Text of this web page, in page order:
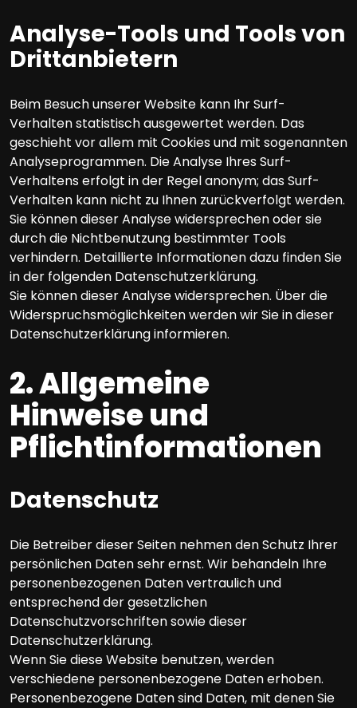
Analyse-Tools und Tools von
Drittanbietern
Beim Besuch unserer Website kann Ihr Surf-
Verhalten statistisch ausgewertet werden. Das
geschieht vor allem mit Cookies und mit sogenannten
Analyseprogrammen. Die Analyse Ihres Surf-
Verhaltens erfolgt in der Regel anonym; das Surf-
Verhalten kann nicht zu Ihnen zurückverfolgt werden.
Sie können dieser Analyse widersprechen oder sie
durch die Nichtbenutzung bestimmter Tools
verhindern. Detaillierte Informationen dazu finden Sie
in der folgenden Datenschutzerklärung.
Sie können dieser Analyse widersprechen. Über die
Widerspruchsmöglichkeiten werden wir Sie in dieser
Datenschutzerklärung informieren.
2. Allgemeine
Hinweise und
Pflichtinformationen
Datenschutz
Die Betreiber dieser Seiten nehmen den Schutz Ihrer
persönlichen Daten sehr ernst. Wir behandeln Ihre
personenbezogenen Daten vertraulich und
entsprechend der gesetzlichen
Datenschutzvorschriften sowie dieser
Datenschutzerklärung.
Wenn Sie diese Website benutzen, werden
verschiedene personenbezogene Daten erhoben.
Personenbezogene Daten sind Daten, mit denen Sie